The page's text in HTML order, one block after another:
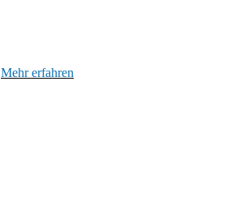
Mehr erfahren